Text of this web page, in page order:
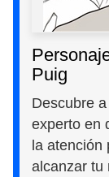
Puig
Descubre
experto en
la
alcanzar tu